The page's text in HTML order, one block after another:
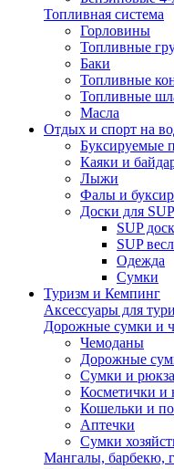
Топливная система
Горловины
Топливные
Баки
Топливные
Топливные
Масла
Отдых и спорт на
Буксируемые
Каяки и
Лыжи
Фалы и
Доски для
SUP
SUP
Одежда
Сумки
Туризм и Кемпинг
Аксессуары для
Дорожные сумки и
Чемоданы
Дорожные
Сумки и
Косметички и
Кошельки и
Аптечки
Сумки
Мангалы, барбекю,